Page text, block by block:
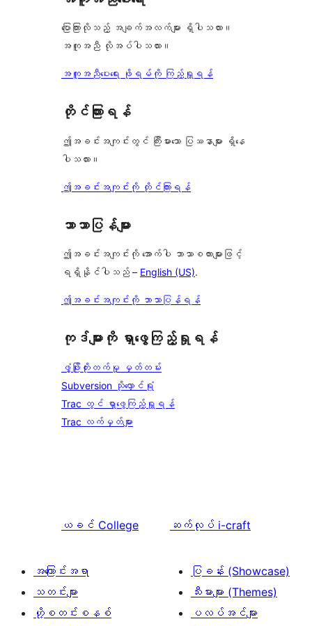
စောင်
ပြောကြားလိုသည့် အချက်အလက်များ ရှိပါသလား။
အကူအညီ လိုအပ်ပါသလား။
အကူအညီပေးရေး ဖိုရမ်ကို ကြည့်ရှုရန်
တိုင်ကြားရန်
ဤအခင်းအကျင်းတွင် ကြီးမားသော ပြဿနာများ ရှိနေ
ပါသလား။
ဤအခင်းအကျင်းကို တိုင်ကြားရန်
ဘာသာပြန်များ
ဤအခင်းအကျင်းကို အောက်ပါ ဘာသာစကားများဖြင့်
ရရှိနိုင်ပါသည် – English (US).
ဤအခင်းအကျင်းကို ဘာသာပြန်ရန်
ကုဒ်များကို ရှာဖွေကြည့်ရှုရန်
ဖွံ့ဖြိုးတိုးတက်မှု မှတ်တမ်း
Subversion သိုလှောင်ရုံ
Trac တွင် ရှာဖွေကြည့်ရှုရန်
Trac လက်မှတ်များ
ယခင် College ဆက်လုပ် i-craft
အကြောင်းအရာ
သတင်းများ
ဟို့စတင်းစနစ်
ပြခန်း (Showcase)
သီးမားများ (Themes)
ပလပ်အင်များ